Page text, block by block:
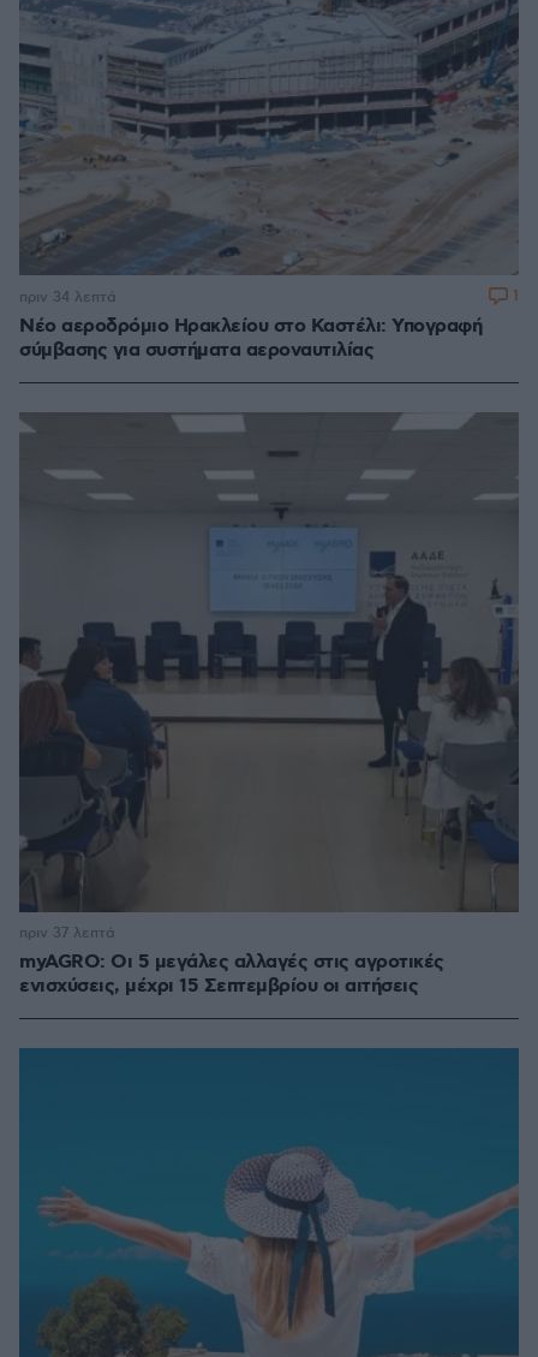
Νέο αεροδρόμιο Ηρακλείου στο Καστέλι: Υπογραφή
σύμβασης για συστήματα αεροναυτιλίας
πριν 34 λεπτά 1
myAGRO: Οι 5 μεγάλες αλλαγές στις αγροτικές
ενισχύσεις, μέχρι 15 Σεπτεμβρίου οι αιτήσεις
πριν 37 λεπτά